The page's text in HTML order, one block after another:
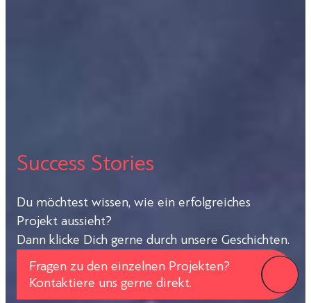
Success Stories
Du möchtest wissen, wie ein erfolgreiches
Projekt aussieht?
Dann klicke Dich gerne durch unsere Geschichten.
Fragen zu den einzelnen Projekten?
Kontaktiere uns gerne direkt.